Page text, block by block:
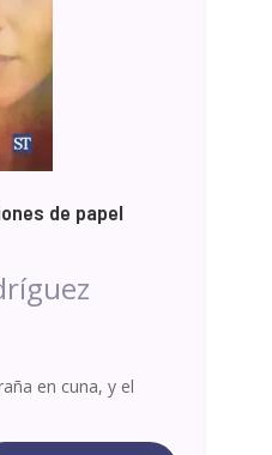
de papel
en cuna, y el